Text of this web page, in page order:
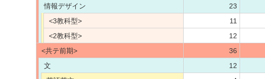
情報デザイン
23
<3教科型>
11
<2教科型>
12
<共テ前期>
36
文
12